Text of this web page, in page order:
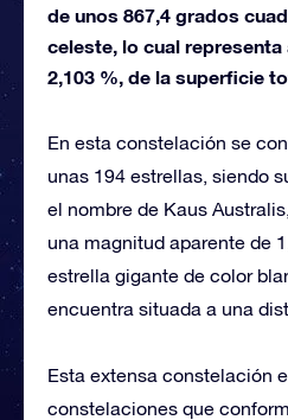
de unos 867,4 grados
celeste, lo cual
2,103 %, de la superficie
En esta constelación se
unas 194 estrellas, siendo
el nombre de Kaus
una magnitud aparente de
estrella gigante de color
encuentra situada a una
Esta extensa constelación
constelaciones que